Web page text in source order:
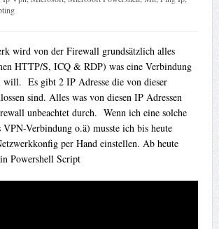
wird von der Firewall grundsätzlich alles
HTTP/S, ICQ & RDP) was eine Verbindung
will. Es gibt 2 IP Adresse die von dieser
sind. Alles was von diesen IP Adressen
unbeachtet durch. Wenn ich eine solche
VPN-Verbindung o.ä) musste ich bis heute
per Hand einstellen. Ab heute
Powershell Script